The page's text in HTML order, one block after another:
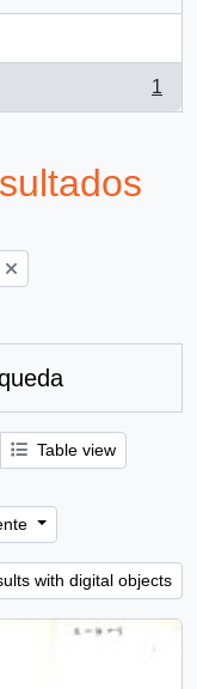
1
Table view
with digital objects